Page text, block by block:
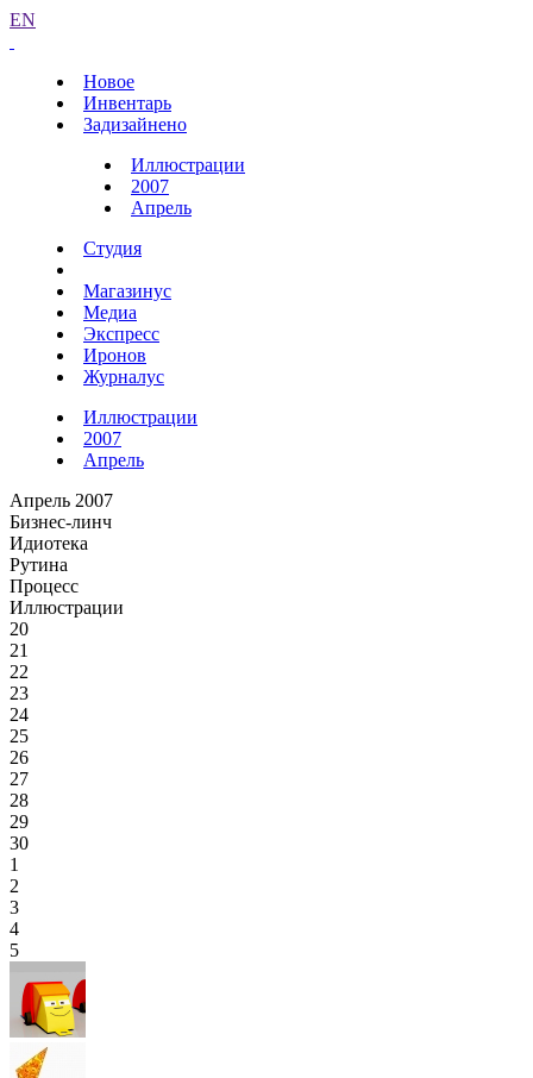
EN
Новое
Инвентарь
Задизайнено
Иллюстрации
2007
Апрель
Студия
Магазинус
Медиа
Экспресс
Иронов
Журналус
Иллюстрации
2007
Апрель
Апрель 2007
Бизнес-линч
Идиотека
Рутина
Процесс
Иллюстрации
20
21
22
23
24
25
26
27
28
29
30
1
2
3
4
5